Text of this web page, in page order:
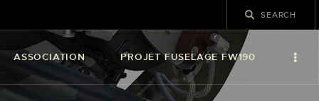
ASSOCIATION PROJET FUSELAGE FW190